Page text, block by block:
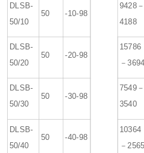
DLSB-
50/10
50 -10-98
9428－
4188
DLSB-
50/20
50 -20-98
15786
－3694
DLSB-
50/30
50 -30-98
7549－
3540
DLSB-
50/40
50 -40-98
10364
－2565